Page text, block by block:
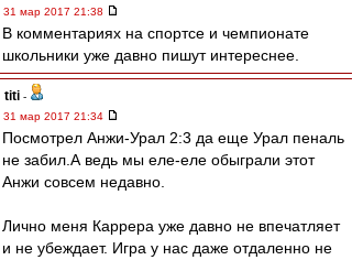
31 мар 2017 21:38
В комментариях на спортсе и чемпионате
школьники уже давно пишут интереснее.
titi -
31 мар 2017 21:34
Посмотрел Анжи-Урал 2:3 да еще Урал пеналь
не забил.А ведь мы еле-еле обыграли этот
Анжи совсем недавно.
Лично меня Каррера уже давно не впечатляет
и не убеждает. Игра у нас даже отдаленно не